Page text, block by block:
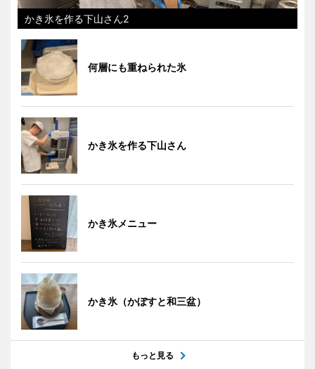
かき氷を作る下山さん2
何層にも重ねられた氷
かき氷を作る下山さん
かき氷メニュー
かき氷（かぼすと和三盆）
もっと見る